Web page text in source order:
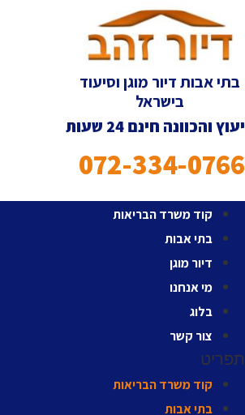
לתוכן
בתי אבות דיור מוגן וסיעוד
בישראל
יעוץ והכוונה חינם 24 שעות
072-334-0766
קוד משרד הבריאות
בתי אבות
דיור מוגן
מי אנחנו
בלוג
צור קשר
תפריט
קוד משרד הבריאות
בתי אבות